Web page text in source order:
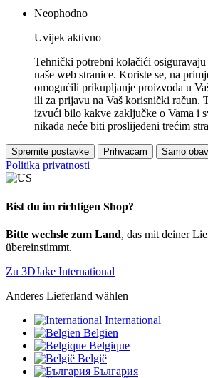
Neophodno
Uvijek aktivno
Tehnički potrebni kolačići
naše web stranice. Koriste se, na
omogućili prikupljanje proizvoda u
ili za prijavu na Vaš korisnički račun.
izvući bilo kakve zaključke o Vama i
nikada neće biti proslijeđeni trećim
Spremite postavke Prihvaćam Samo
Politika privatnosti
Bist du im richtigen Shop?
Bitte wechsle zum Land, das mit deiner
übereinstimmt.
Zu 3DJake International
Anderes Lieferland wählen
International
Belgien
Belgique
België
България